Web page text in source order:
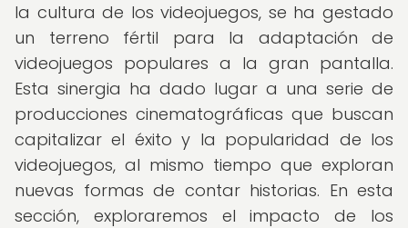
la cultura de los videojuegos, se ha gestado
un terreno fértil para la adaptación de
videojuegos populares a la gran pantalla.
Esta sinergia ha dado lugar a una serie de
producciones cinematográficas que buscan
capitalizar el éxito y la popularidad de los
videojuegos, al mismo tiempo que exploran
nuevas formas de contar historias. En esta
sección, exploraremos el impacto de los